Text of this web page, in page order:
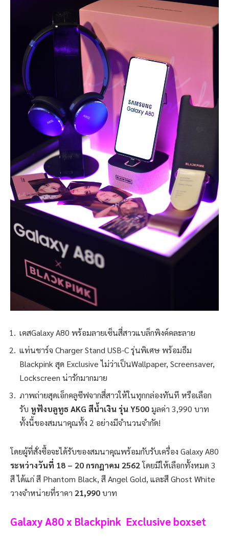
เคสGalaxy A80 พร้อมลายเซ็นสี่สาวแบล็กพิงค์คละลาย
แท่นชาร์จ Charger Stand USB-Cรุ่นพิเศษ พร้อมธีม
Blackpinkสุด Exclusiveไม่ว่าเป็นWallpaper, Screensaver,
Lockscreen น่ารักมากมาย
ภาพถ่ายสุดเอ็กคลูซีฟจากสี่สาวให้ในทุกกล่องทันที หรือเลือก
รับ หูฟังบลูทูธAKG สีน้ำเงิน รุ่นY500มูลค่า 3,990 บาท
ทั้งนี้ของสมนาคุณทั้ง 2 อย่างมีจำนวนจำกัด!
โดยผู้ที่สั่งซื้อจะได้รับของสมนาคุณพร้อมกับรับเครื่อง Galaxy A80
ระหว่างวันที่ 18 – 20กรกฎาคม 2562โดยมีให้เลือกทั้งหมด 3
สี ได้แก่ สี Phantom Black, สีAngel Gold, และสีGhost White
วางจำหน่ายที่ราคา 21,990บาท
Galaxy A80 x Blackpink Exclusive boxset